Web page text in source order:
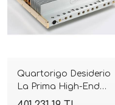
Quartorigo Desiderio
La Prima High-End
Amplifikatör | 2 x 325W